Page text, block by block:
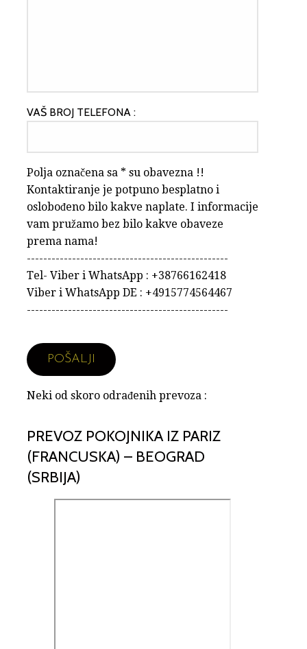
VAŠ BROJ TELEFONA :
Polja označena sa * su obavezna !!
Kontaktiranje je potpuno besplatno i
oslobođeno bilo kakve naplate. I informacije
vam pružamo bez bilo kakve obaveze
prema nama!
-------------------------------------------------
Tel- Viber i WhatsApp : +38766162418
Viber i WhatsApp DE : +4915774564467
-------------------------------------------------
Neki od skoro odrađenih prevoza :
PREVOZ POKOJNIKA IZ PARIZ
(FRANCUSKA) – BEOGRAD
(SRBIJA)